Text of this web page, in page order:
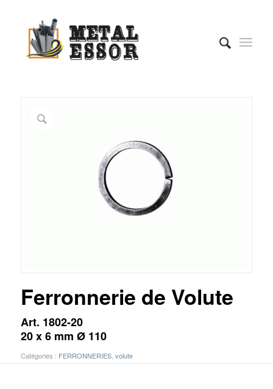
Ferronnerie de Volute
Art. 1802-20
20 x 6 mm Ø 110
Catégories : FERRONNERIES, volute